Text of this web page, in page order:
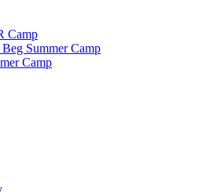
Camp
Summer Camp
Camp